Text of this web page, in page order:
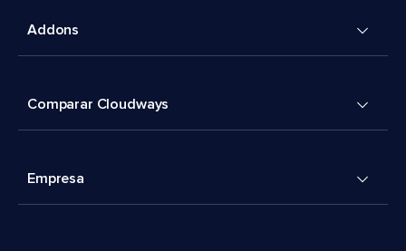
Addons
Comparar Cloudways
Empresa